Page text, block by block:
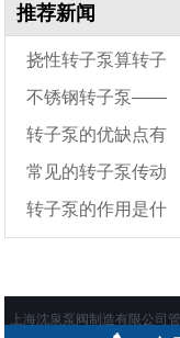
推荐新闻
挠性转子泵算转子
泵吗不锈钢转子泵——
凸轮转子泵
转子泵的优缺点有
哪些常见的转子泵传动
方式有哪些
转子泵的作用是什
上海沈泉泵阀制造有限公司